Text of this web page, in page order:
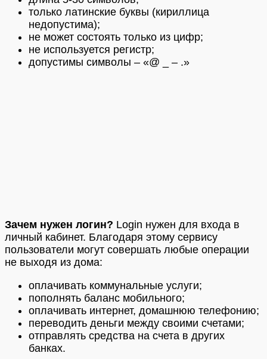
только латинские буквы (кириллица
недопустима);
не может состоять только из цифр;
не используется регистр;
допустимы символы – «@ _ – .»
Зачем нужен логин? Login нужен для входа в
личный кабинет. Благодаря этому сервису
пользователи могут совершать любые операции
не выходя из дома:
оплачивать коммунальные услуги;
пополнять баланс мобильного;
оплачивать интернет, домашнюю телефонию;
переводить деньги между своими счетами;
отправлять средства на счета в других
банках.